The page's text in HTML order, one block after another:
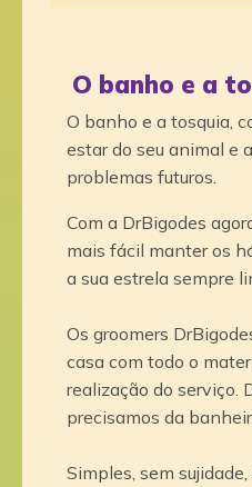
O banho e a
O banho e a tosquia,
estar do seu animal e
problemas futuros.
Com a DrBigodes
mais fácil manter os
a sua estrela sempre
Os groomers
casa com todo o
realização do serviço.
precisamos da
Simples, sem